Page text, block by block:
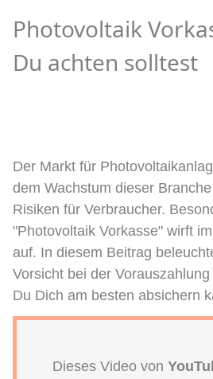
Photovoltaik
Du achten solltest
Der Markt für
dem Wachstum dieser
Risiken für Verbraucher.
"Photovoltaik Vorkasse" wirft
auf. In diesem Beitrag
Vorsicht bei der
Du Dich am besten absichern
Dieses Video von